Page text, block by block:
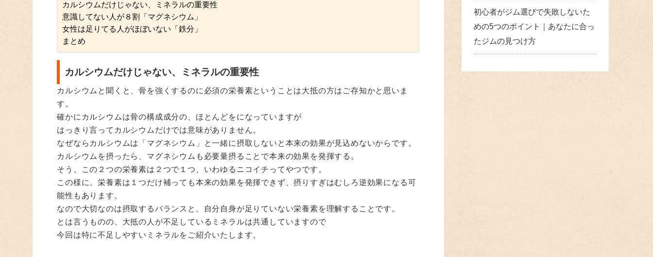
カルシウムだけじゃない、ミネラルの重要性
意識してない人が８割「マグネシウム」
女性は足りてる人がほぼいない「鉄分」
まとめ
カルシウムだけじゃない、ミネラルの重要性
カルシウムと聞くと、骨を強くするのに必須の栄養素ということは大抵の方はご存知かと思いま
す。
確かにカルシウムは骨の構成成分の、ほとんどをになっていますが
はっきり言ってカルシウムだけでは意味がありません。
なぜならカルシウムは「マグネシウム」と一緒に摂取しないと本来の効果が見込めないからです。
カルシウムを摂ったら、マグネシウムも必要量摂ることで本来の効果を発揮する。
そう、この２つの栄養素は２つで１つ、いわゆるニコイチってやつです。
この様に、栄養素は１つだけ補っても本来の効果を発揮できず、摂りすぎはむしろ逆効果になる可
能性もあります。
なので大切なのは摂取するバランスと、自分自身が足りていない栄養素を理解することです。
とは言うものの、大抵の人が不足しているミネラルは共通していますので
今回は特に不足しやすいミネラルをご紹介いたします。
初心者がジム選びで失敗しないた
めの5つのポイント｜あなたに合っ
たジムの見つけ方